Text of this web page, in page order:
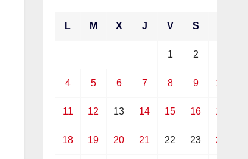
L M X J V S
1 2
4 5 6 7 8 9 10
11 12 13 14 15 16 17
18 19 20 21 22 23 24